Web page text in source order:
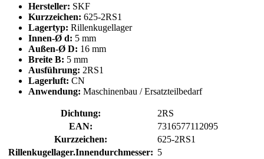
Hersteller: SKF
Kurzzeichen: 625-2RS1
Lagertyp: Rillenkugellager
Innen-Ø d: 5 mm
Außen-Ø D: 16 mm
Breite B: 5 mm
Ausführung: 2RS1
Lagerluft: CN
Anwendung: Maschinenbau / Ersatzteilbedarf
Dichtung:
2RS
EAN:
7316577112095
Kurzzeichen:
625-2RS1
Rillenkugellager.Innendurchmesser: 5